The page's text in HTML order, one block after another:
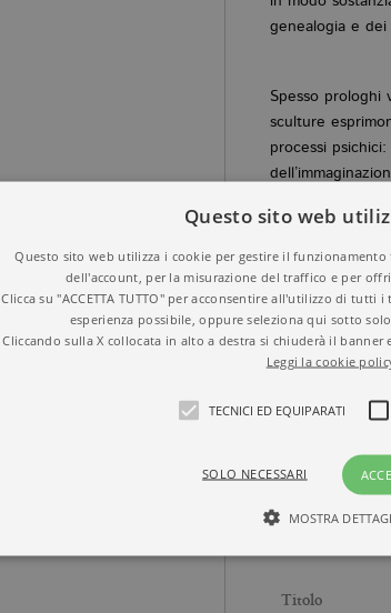
genealogia e dei
Spesso prologhi
sculture
processi
soggetto Jung
parlare di
PER
L'ARTE,ECCO
Titolo
Questo sito web
Questo sito web utilizza i cookie per gestire il
dell'account, per la misurazione del traffico e per
Clicca su "ACCETTA TUTTO" per acconsentire all'utilizzo di
esperienza possibile, oppure seleziona qui sotto
Cliccando sulla X collocata in alto a destra si chiuderà il banner
Leggi la cookie
TECNICI ED EQUIPARATI
SOLO NECESSARI
MOSTRA
Tecnici ed equiparati